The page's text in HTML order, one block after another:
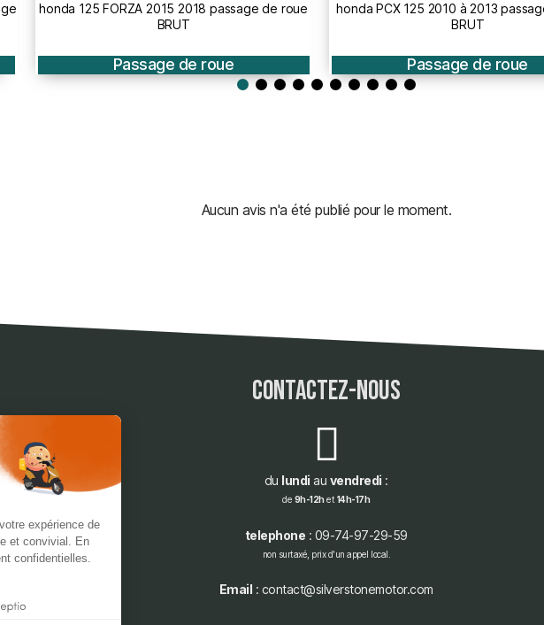
honda PCX 125 2010 à 2013 passage de roue
BRUT
Passage de roue
KAWASAKI 300 NINJA 2013 2017
roue BRUT A PEINDRE
Passage de roue
Aucun avis n'a été publié pour le moment.
contactez-nous
du lundi au vendredi :
de 9h-12het 14h-17h
telephone : 09-74-97-29-59
non surtaxé, prix d'un appel local.
Email : contact@silverstonemotor.com